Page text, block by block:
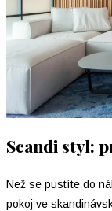
Scandi styl:
Než se pustíte do
pokoj ve